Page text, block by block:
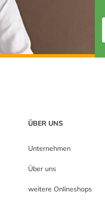
ÜBER UNS
Unternehmen
Über uns
weitere Onlineshops